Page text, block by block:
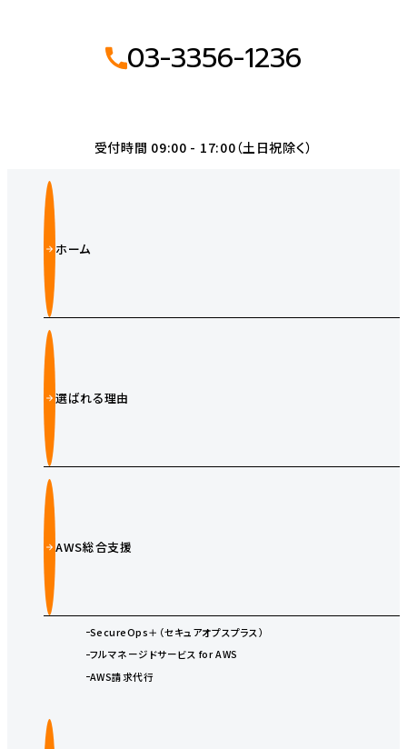
03-3356-1236
受付時間 09:00 - 17:00（土日祝除く）
ホーム
選ばれる理由
AWS総合支援
SecureOps＋（セキュアオプスプラス）
フルマネージドサービス for AWS
AWS請求代行